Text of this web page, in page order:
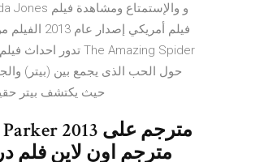
حيث يكتشف بيتر